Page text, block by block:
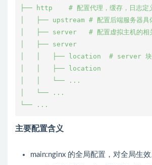
├── http    # 配置代理，缓存，日志定义
│   ├── upstream # 配置后端服务器具
│   ├── server   # 配置虚拟主机的
│   ├── server
│   │   ├── location  # server 块
│   │   ├── location
│   │   └── ...
│   └── ...
└── ...
主要配置含义
main:nginx 的全局配置，对全局生效